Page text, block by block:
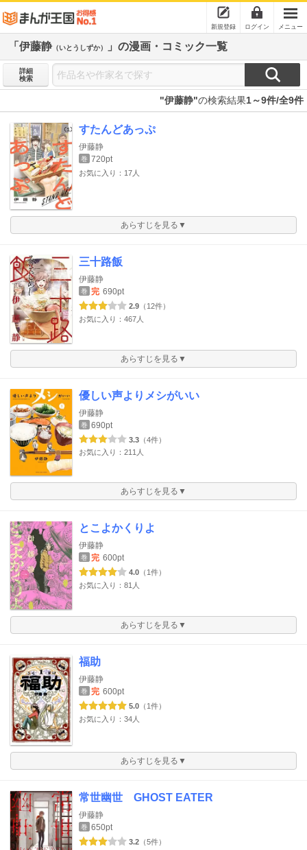
新規登録 ログイン メニュー
「伊藤静（いとうしずか） 」の漫画・コミック一覧
詳細
検索
"伊藤静"の検索結果1～9件/全9件
すたんどあっぷ
伊藤静
巻 720pt
お気に入り：17人
あらすじを見る▼
三十路飯
伊藤静
巻 完 690pt
2.9 （12件）
お気に入り：467人
あらすじを見る▼
優しい声よりメシがいい
伊藤静
巻 690pt
3.3 （4件）
お気に入り：211人
あらすじを見る▼
とこよかくりよ
伊藤静
巻 完 600pt
4.0 （1件）
お気に入り：81人
あらすじを見る▼
福助
伊藤静
巻 完 600pt
5.0 （1件）
お気に入り：34人
あらすじを見る▼
常世幽世 GHOST EATER
伊藤静
巻 650pt
3.2 （5件）